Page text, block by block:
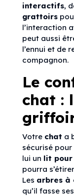
interactifs,
grattoirs
l’interaction
peut aussi
l’ennui et de
compagnon.
Le
chat :
Votre chat a
sécurisé
lui un lit pour
pourra
Les arbres à
qu’il fasse